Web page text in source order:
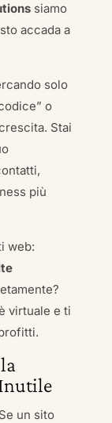
siamo
accada a
solo
o
Stai
più
web:
virtuale e ti
un sito